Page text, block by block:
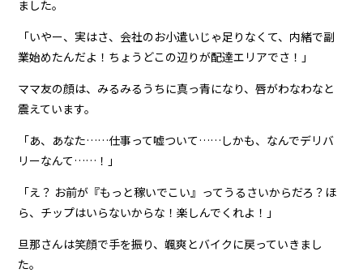
ました。
「いやー、実はさ、会社のお小遣いじゃ足りなくて、内緒で副
業始めたんだよ！ちょうどこの辺りが配達エリアでさ！」
ママ友の顔は、みるみるうちに真っ青になり、唇がわなわなと
震えています。
「あ、あなた……仕事って嘘ついて……しかも、なんでデリバ
リーなんて……！」
「え？ お前が『もっと稼いでこい』ってうるさいからだろ？ほ
ら、チップはいらないからな！楽しんでくれよ！」
旦那さんは笑顔で手を振り、颯爽とバイクに戻っていきまし
た。